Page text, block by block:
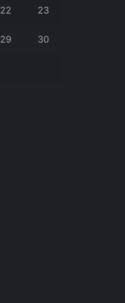
22 23
29 30